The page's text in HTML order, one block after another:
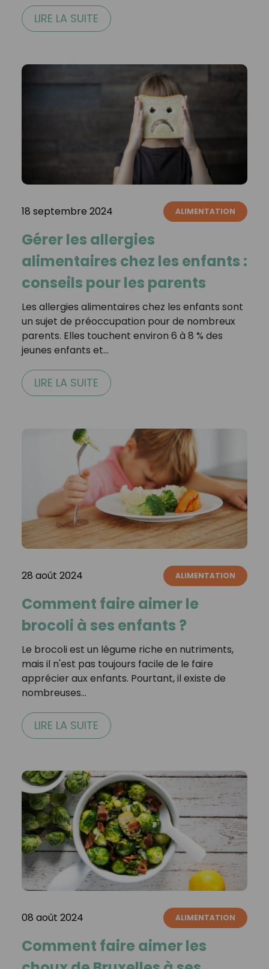
LIRE LA SUITE
18 septembre 2024 ALIMENTATION
Gérer les allergies
alimentaires chez les enfants :
conseils pour les parents
Les allergies alimentaires chez les enfants sont
un sujet de préoccupation pour de nombreux
parents. Elles touchent environ 6 à 8 % des
jeunes enfants et…
LIRE LA SUITE
28 août 2024 ALIMENTATION
Comment faire aimer le
brocoli à ses enfants ?
Le brocoli est un légume riche en nutriments,
mais il n'est pas toujours facile de le faire
apprécier aux enfants. Pourtant, il existe de
nombreuses…
LIRE LA SUITE
08 août 2024 ALIMENTATION
Comment faire aimer les